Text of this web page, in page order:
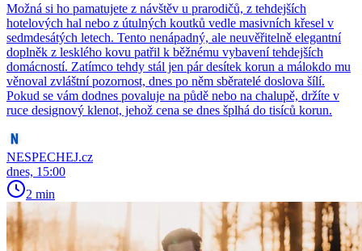
Možná si ho pamatujete z návštěv u prarodičů, z tehdejších
hotelových hal nebo z útulných koutků vedle masivních křesel v
sedmdesátých letech. Tento nenápadný, ale neuvěřitelně elegantní
doplněk z lesklého kovu patřil k běžnému vybavení tehdejších
domácností. Zatímco tehdy stál jen pár desítek korun a málokdo mu
věnoval zvláštní pozornost, dnes po něm sběratelé doslova šílí.
Pokud se vám dodnes povaluje na půdě nebo na chalupě, držíte v
ruce designový klenot, jehož cena se dnes šplhá do tisíců korun.
NESPECHEJ.cz
dnes, 15:00
2 min